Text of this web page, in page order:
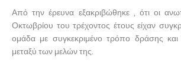
Από την έρευνα εξακριβώθηκε , ότι οι
Οκτωβρίου του τρέχοντος έτους είχαν
ομάδα με συγκεκριμένο τρόπο δράσης και
μεταξύ των μελών της.